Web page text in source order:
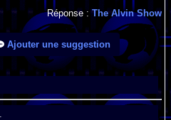
Réponse :The Alvin Show
Ajouter une suggestion